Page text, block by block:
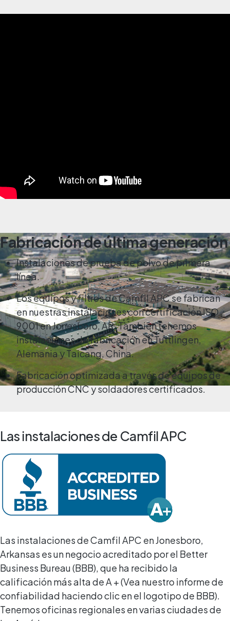
Fabricación de última generación
Instalaciones deprueba de polvode primera
línea.
Los equipos y filtros de Camfil APC se fabrican
en nuestras instalaciones con certificación ISO
9001 en Jonesboro, AR. También tenemos
instalaciones de fabricación en Tuttlingen,
Alemania y Taicang, China.
Fabricación optimizada a través de equipos de
producción CNC y soldadores certificados.
Las instalaciones de Camfil APC
Las instalaciones de Camfil APC en Jonesboro,
Arkansas es un negocio acreditado por el Better
Business Bureau (BBB), que ha recibido la
calificación más alta de A + (Vea nuestro informe de
confiabilidad haciendo clic en el logotipo de BBB).
Tenemos oficinas regionales en varias ciudades de